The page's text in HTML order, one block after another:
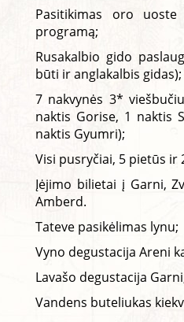
Pasitikimas oro
programą;
Rusakalbio gido
būti ir anglakalbis gidas);
7 nakvynės 3*
naktis Gorise, 1 naktis
naktis Gyumri);
Visi pusryčiai, 5 pietūs ir
Įėjimo bilietai į Garni,
Amberd.
Tateve pasikėlimas lynu;
Vyno degustacija Areni
Lavašo degustacija
Vandens buteliukas